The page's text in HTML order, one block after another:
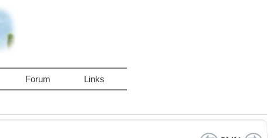
Forum Links